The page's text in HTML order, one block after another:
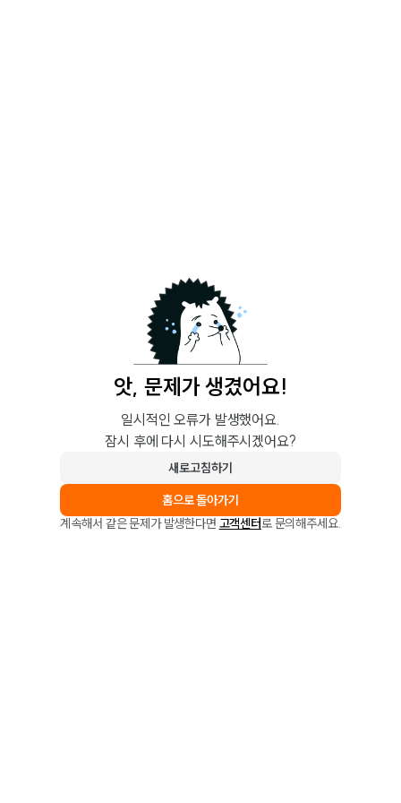
앗, 문제가 생겼어요!
일시적인 오류가 발생했어요.
잠시 후에 다시 시도해주시겠어요?
새로고침하기
홈으로 돌아가기
계속해서 같은 문제가 발생한다면 고객센터로 문의해주세요.